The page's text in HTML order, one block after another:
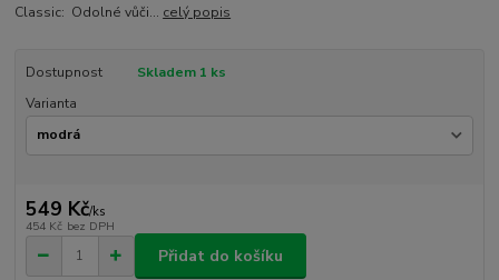
Classic: Odolné vůči... celý popis
Dostupnost
Skladem 1 ks
Varianta
549 Kč/ks
454 Kč bez DPH
Přidat do košíku